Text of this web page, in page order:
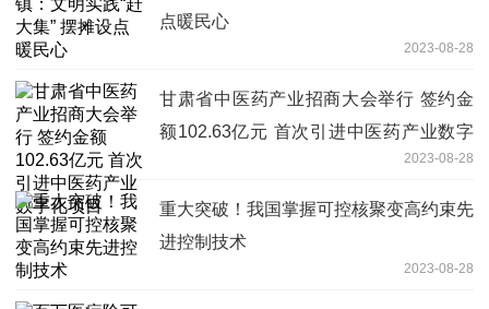
点暖民心
2023-08-28
甘肃省中医药产业招商大会举行 签约金
额102.63亿元 首次引进中医药产业数字
2023-08-28
重大突破！我国掌握可控核聚变高约束先
进控制技术
2023-08-28